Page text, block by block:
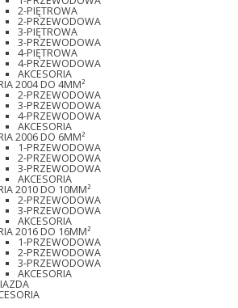
2-PIĘTROWA
2-PRZEWODOWA
3-PIĘTROWA
3-PRZEWODOWA
4-PIĘTROWA
4-PRZEWODOWA
AKCESORIA
2004 DO 4MM²
2-PRZEWODOWA
3-PRZEWODOWA
4-PRZEWODOWA
AKCESORIA
2006 DO 6MM²
1-PRZEWODOWA
2-PRZEWODOWA
3-PRZEWODOWA
AKCESORIA
2010 DO 10MM²
2-PRZEWODOWA
3-PRZEWODOWA
AKCESORIA
2016 DO 16MM²
1-PRZEWODOWA
2-PRZEWODOWA
3-PRZEWODOWA
AKCESORIA